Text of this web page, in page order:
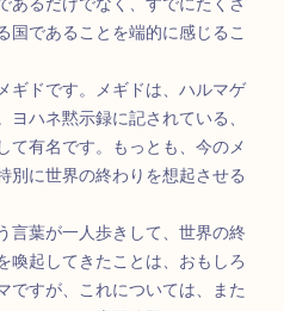
あるだけでなく、すでにたくさ
国であることを端的に感じるこ
ギドです。メギドは、ハルマゲ
ヨハネ黙示録に記されている、
て有名です。もっとも、今のメ
別に世界の終わりを想起させる
葉が一人歩きして、世界の終
喚起してきたことは、おもしろ
ですが、これについては、また